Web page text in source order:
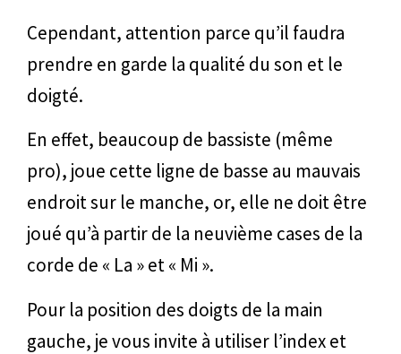
Cependant, attention parce qu’il faudra
prendre en garde la qualité du son et le
doigté.
En effet, beaucoup de bassiste (même
pro), joue cette ligne de basse au mauvais
endroit sur le manche, or, elle ne doit être
joué qu’à partir de la neuvième cases de la
corde de « La » et « Mi ».
Pour la position des doigts de la main
gauche, je vous invite à utiliser l’index et